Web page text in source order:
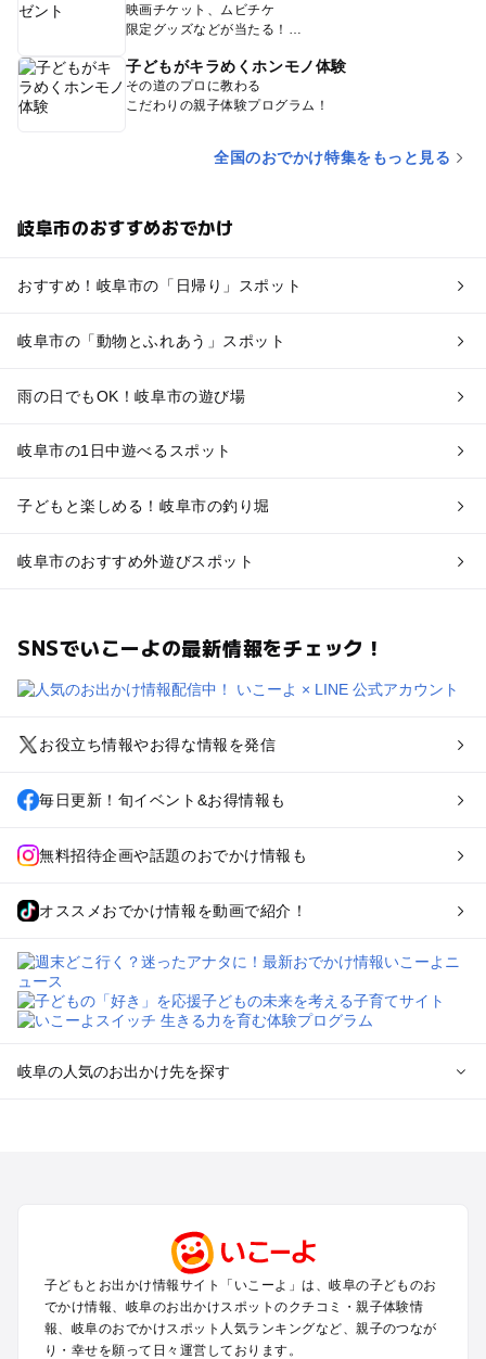
映画チケット、ムビチケ
限定グッズなどが当たる！
子どもがキラめくホンモノ体験
その道のプロに教わる
こだわりの親子体験プログラム！
全国のおでかけ特集をもっと見る
岐阜市のおすすめおでかけ
おすすめ！岐阜市の「日帰り」スポット
岐阜市の「動物とふれあう」スポット
雨の日でもOK！岐阜市の遊び場
岐阜市の1日中遊べるスポット
子どもと楽しめる！岐阜市の釣り堀
岐阜市のおすすめ外遊びスポット
SNSでいこーよの最新情報をチェック！
お役立ち情報やお得な情報を発信
毎日更新！旬イベント&お得情報も
無料招待企画や話題のおでかけ情報も
オススメおでかけ情報を動画で紹介！
岐阜の人気のお出かけ先を探す
高山・下呂・飛騨・奥飛騨周辺のプールお出かけ
郡上・美濃・関のプールお出かけ
木曽路・木曽周辺のプールお出かけ
白川郷のプールお出かけ
子どもとお出かけ情報サイト「いこーよ」は、岐阜の子どものお
でかけ情報、岐阜のお出かけスポットのクチコミ・親子体験情
報、岐阜のおでかけスポット人気ランキングなど、親子のつなが
り・幸せを願って日々運営しております。